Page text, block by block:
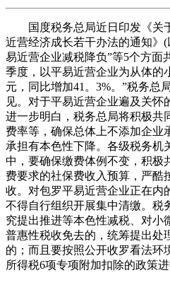
国度税务总局近日印发《关
近营经济成长若干办法的通知》
易近营企业减税降负”等5个方面
季度，以平易近营企业为从体的
元，同比增加41。3%。”税务总
见。对于平易近营企业遍及关怀
进一步明白，税务总局将积极共
费率等，确保总体上不添加企业
承担有本色性下降。各级税务机
中，要确保缴费体例不变，积极
费要求的社保费收入预算，严酷
收。对包罗平易近营企业正在内
不得自行组织开展集中清缴。税
究提出推进等本色性减税、对小
普惠性税收免去的，统筹提出处
的；而且要按照公开收罗看法环
所得税6项专项附加扣除的政策进